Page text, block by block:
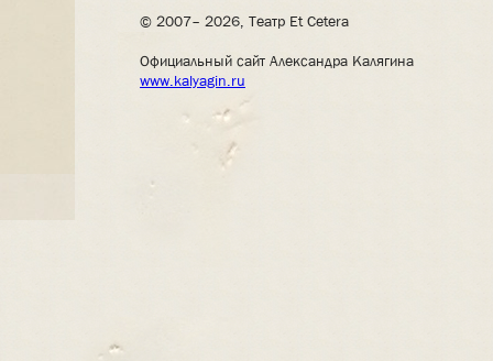
© 2007– 2026, Театр Et Cetera
Официальный сайт Александра Калягина
www.kalyagin.ru